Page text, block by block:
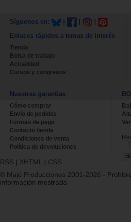
Síguenos en:
Enlaces rápidos a temas de interés
Tienda
Bolsa de trabajo
Actualidad
Cursos y congresos
Nuestras garantías
Cómo comprar
Envío de pedidos
Formas de pago
Contacto tienda
Condiciones de venta
Política de devoluciones
RSS | XHTML | CSS
© Majo Producciones 2001-2026 -
información mostrada